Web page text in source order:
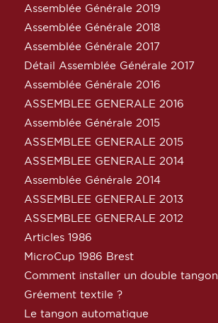
Assemblée Générale 2019
Assemblée Générale 2018
Assemblée Générale 2017
Détail Assemblée Générale 2017
Assemblée Générale 2016
ASSEMBLEE GENERALE 2016
Assemblée Générale 2015
ASSEMBLEE GENERALE 2015
ASSEMBLEE GENERALE 2014
Assemblée Générale 2014
ASSEMBLEE GENERALE 2013
ASSEMBLEE GENERALE 2012
Articles 1986
MicroCup 1986 Brest
Comment installer un double tangon
Gréement textile ?
Le tangon automatique